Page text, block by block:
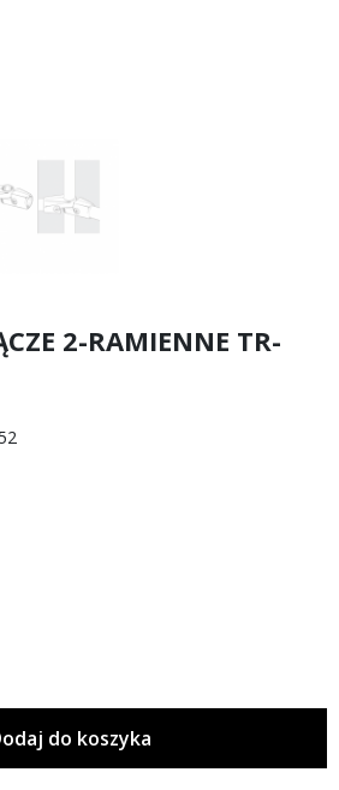
2-RAMIENNE TR-
do koszyka